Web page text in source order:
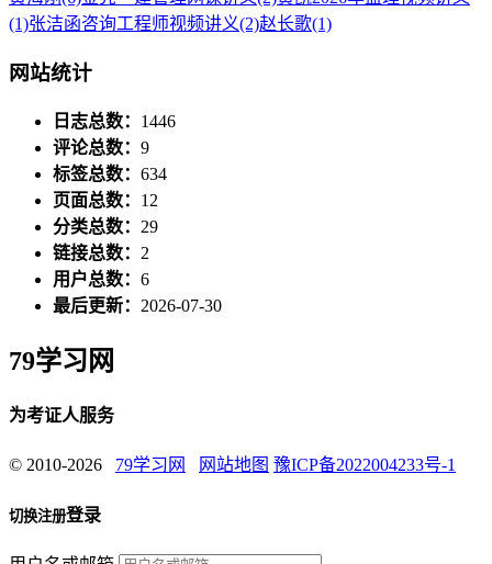
(1)张洁函咨询工程师视频讲义(2)赵长歌(1)
网站统计
日志总数： 1446
评论总数： 9
标签总数： 634
页面总数： 12
分类总数： 29
链接总数： 2
用户总数： 6
最后更新： 2026-07-30
79学习网
为考证人服务
© 2010-2026 79学习网 网站地图 豫ICP备2022004233号-1
切换注册登录